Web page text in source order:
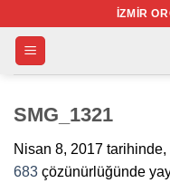
atla
İZMIR
SMG_1321
Nisan 8, 2017 tarihinde,
683 çözünürlüğünde